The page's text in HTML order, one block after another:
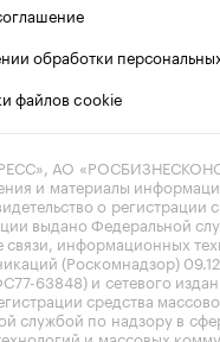
обработки
файлов cookie
АО
и материалы
о регистрации
выдано Федеральной
связи, информационных
(Роскомнадзор)
63848) и сетевого
средства
службой по надзору в
и массовых